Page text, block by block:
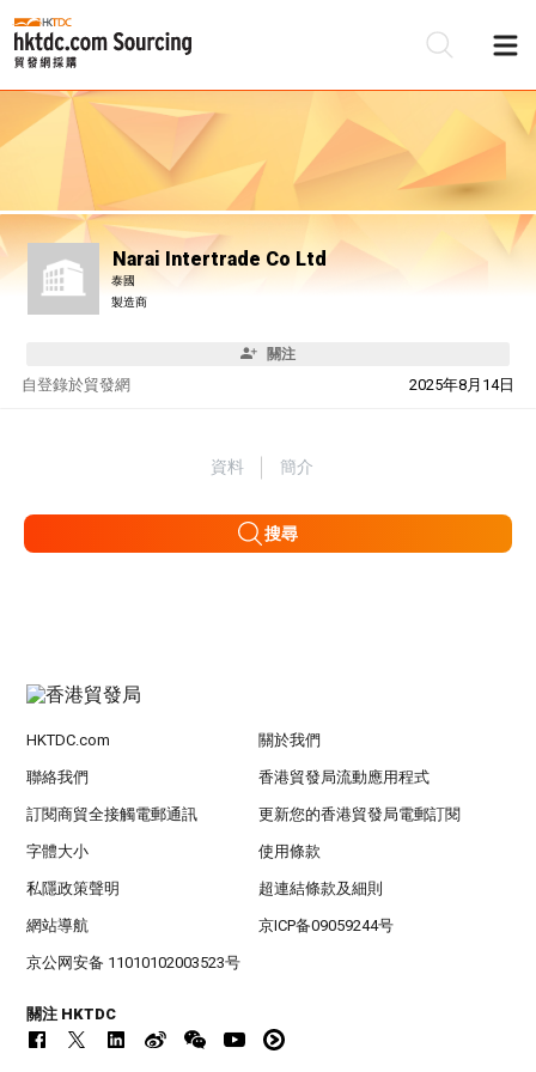
Narai Intertrade Co Ltd
泰國
製造商
關注
自 2025年8月14日
登錄於貿發網
資料 簡介
搜尋
HKTDC.com 關於我們
聯絡我們 香港貿發局流動應用程式
訂閱商貿全接觸電郵通訊 更新您的香港貿發局電郵訂閱
字體大小 使用條款
私隱政策聲明 超連結條款及細則
網站導航 京ICP备09059244号
京公网安备 11010102003523号
關注 HKTDC